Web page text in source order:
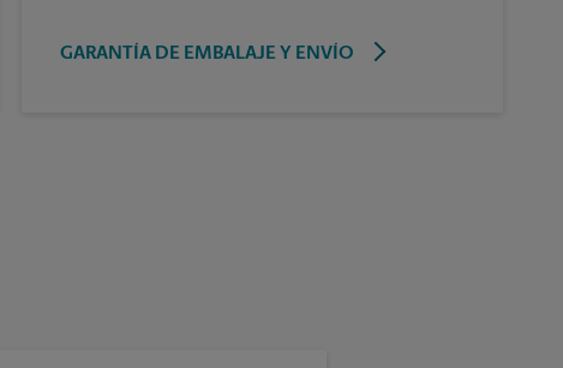
GARANTÍA DE EMBALAJE Y ENVÍO